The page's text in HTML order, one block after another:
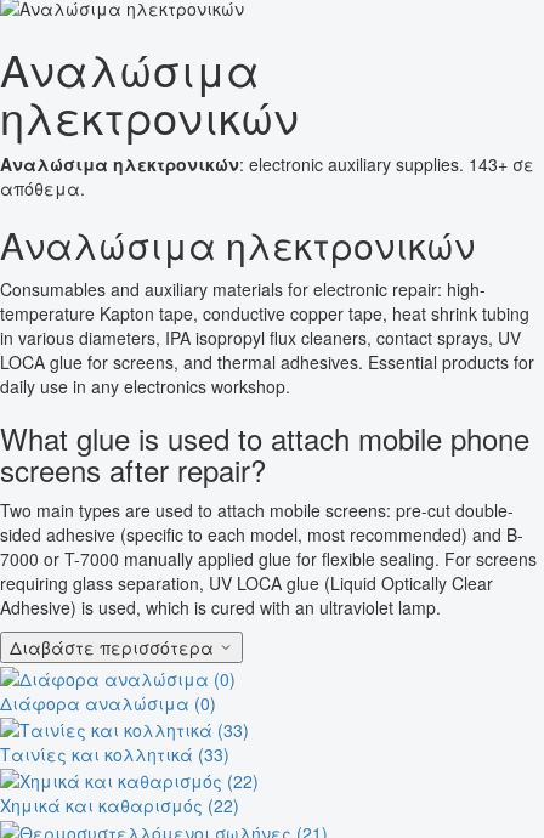
Αναλώσιμα
ηλεκτρονικών
Αναλώσιμα ηλεκτρονικών: electronic auxiliary supplies. 143+ σε
απόθεμα.
Αναλώσιμα ηλεκτρονικών
Consumables and auxiliary materials for electronic repair: high-
temperature Kapton tape, conductive copper tape, heat shrink tubing
in various diameters, IPA isopropyl flux cleaners, contact sprays, UV
LOCA glue for screens, and thermal adhesives. Essential products for
daily use in any electronics workshop.
What glue is used to attach mobile phone
screens after repair?
Two main types are used to attach mobile screens: pre-cut double-
sided adhesive (specific to each model, most recommended) and B-
7000 or T-7000 manually applied glue for flexible sealing. For screens
requiring glass separation, UV LOCA glue (Liquid Optically Clear
Adhesive) is used, which is cured with an ultraviolet lamp.
Διαβάστε περισσότερα
Διάφορα αναλώσιμα (0)
Ταινίες και κολλητικά (33)
Χημικά και καθαρισμός (22)